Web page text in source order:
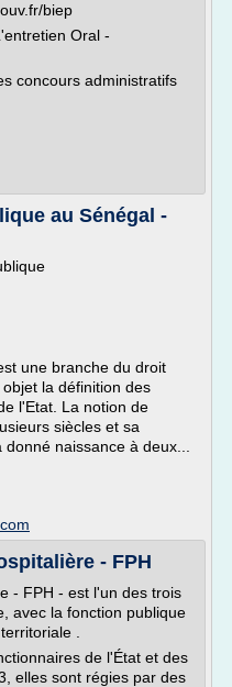
biep
Oral -
concours administratifs
au Sénégal -
une branche du droit
la définition des
l'Etat. La notion de
siècles et sa
naissance à deux...
- FPH
- FPH - est l'un des trois
avec la fonction publique
.
de l'État et des
elles sont régies par des